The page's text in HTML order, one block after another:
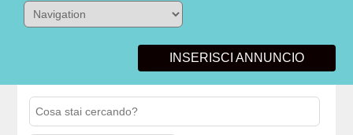
INSERISCI ANNUNCIO